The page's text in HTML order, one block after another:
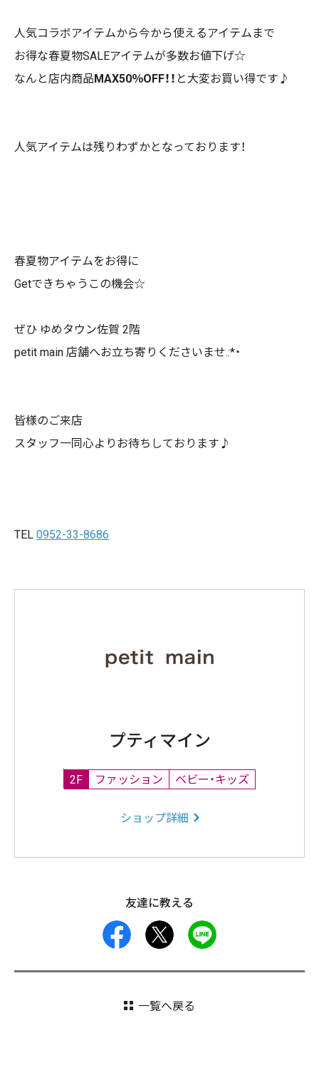
人気コラボアイテムから今から使えるアイテムまで
お得な春夏物SALEアイテムが多数お値下げ☆
なんと店内商品MAX50％OFF！！ と大変お買い得です♪
人気アイテムは残りわずかとなっております！
春夏物アイテムをお得に
Getできちゃうこの機会☆
ぜひ ゆめタウン佐賀 2階
petit main 店舗へお立ち寄りくださいませ.:*・
皆様のご来店
スタッフ一同心よりお待ちしております♪
TEL 0952-33-8686
プティマイン
2F ファッション ベビー・キッズ
ショップ詳細
友達に教える
facebook
一覧へ戻る